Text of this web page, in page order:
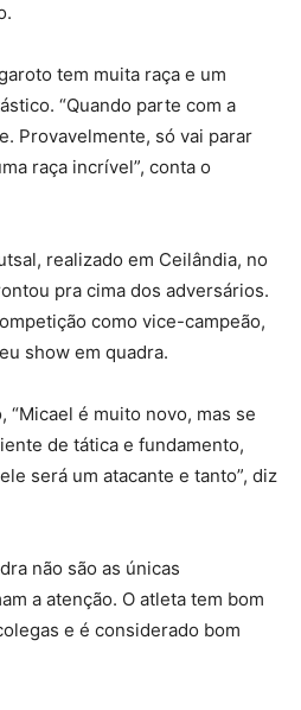
tem muita raça e um
“Quando parte com a
Provavelmente, só vai parar
raça incrível”, conta o
realizado em Ceilândia, no
pra cima dos adversários.
como vice-campeão,
show em quadra.
“Micael é muito novo, mas se
de tática e fundamento,
será um atacante e tanto”, diz
não são as únicas
a atenção. O atleta tem bom
e é considerado bom